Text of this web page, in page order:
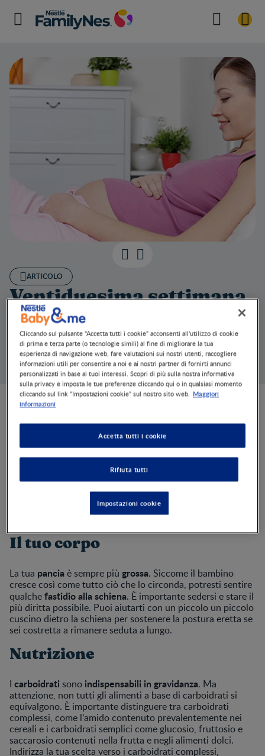
ARTICOLO
Ventiduesima settimana
SET 2, 2022
Il bambino inizia a muoversi molto di più: sta facendo
ginnastica per esercitarsi!
Scopri di più sullaventiduesima settimana di gravidanza
Sviluppo del bambino
Il bambino ha ancora le palpebre chiuse, ma gli occhi
continuano il suo sviluppo. Con il 6° mese di gravidanza il
movimenti ogni mezz’ora: muove le braccia, le gambe, gira il
busto. Ad oggi non si conosce la relazione tra il numero dei
movimenti prima della nascita ed il successivo “carattere”
del bambino: un feto agitato non sarà necessariamente un
Il tuo corpo
La tua panciaè sempre più grossa. Siccome il bambino
cresce così come tutto ciò che lo circonda, potresti sentire
qualchefastidio alla schiena. È importante sedersi e stare il
più diritta possibile. Puoi aiutarti con un piccolo un piccolo
cuscino dietro la schiena per sostenere la postura eretta se
sei costretta a rimanere seduta a lungo.
Nutrizione
I carboidratisono indispensabili in gravidanza. Ma
attenzione, non tutti gli alimenti a base di carboidrati si
equivalgono. È importante distinguere tra carboidrati
complessi, come l’amido contenuto prevalentemente nei
cereali e i carboidrati semplici come glucosio, fruttosio e
saccarosio contenuti nella frutta e negli alimenti dolci.
Indirizza la tua scelta verso i carboidrati complessi,
Cliccando sul pulsante "Accetta tutti i cookie" acconsenti all'utilizzo di cookie
di prima e terza parte (o tecnologie simili) al fine di migliorare la tua
esperienza di navigazione web, fare valutazioni sui nostri utenti, raccogliere
informazioni utili per consentire a noi e ai nostri partner di fornirti annunci
personalizzati in base ai tuoi interessi. Scopri di più sulla nostra informativa
sulla privacy e imposta le tue preferenze cliccando qui o in qualsiasi momento
cliccando sul link "Impostazioni cookie" sul nostro sito web. Maggiori
informazioni
Rifiuta tutti
Accetta tutti i cookie
Impostazioni cookie